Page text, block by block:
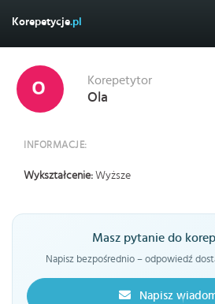
Korepetycje.pl
Korepetytor
Ola
INFORMACJE:
Wykształcenie: Wyższe
Masz pytanie do
Napisz bezpośrednio – odpowiedź
Napisz